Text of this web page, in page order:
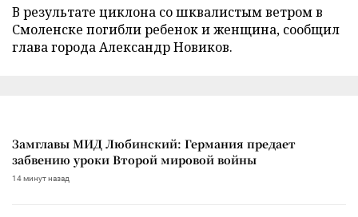
В результате циклона со шквалистым ветром в
Смоленске погибли ребенок и женщина, сообщил
глава города Александр Новиков.
Замглавы МИД Любинский: Германия предает
забвению уроки Второй мировой войны
14 минут назад